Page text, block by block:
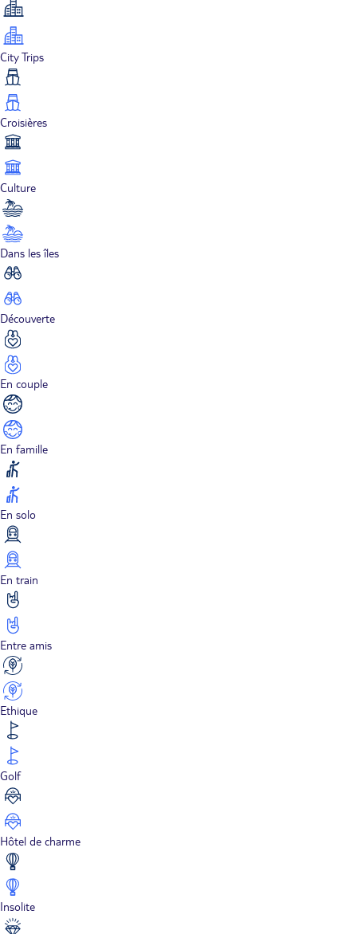
City Trips
Croisières
Culture
Dans les îles
Découverte
En couple
En famille
En solo
En train
Entre amis
Ethique
Golf
Hôtel de charme
Insolite